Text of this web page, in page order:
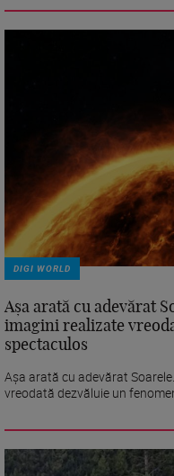
DIGI WORLD
Așa arată cu adevărat
imagini realizate
spectaculos
Așa arată cu adevărat
vreodată dezvăluie un